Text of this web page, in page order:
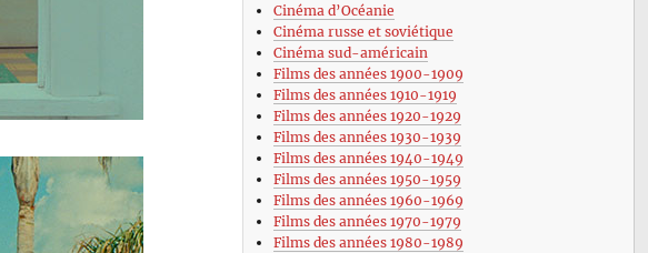
Cinéma d’Océanie
Cinéma russe et soviétique
Cinéma sud-américain
Films des années 1900-1909
Films des années 1910-1919
Films des années 1920-1929
Films des années 1930-1939
Films des années 1940-1949
Films des années 1950-1959
Films des années 1960-1969
Films des années 1970-1979
Films des années 1980-1989